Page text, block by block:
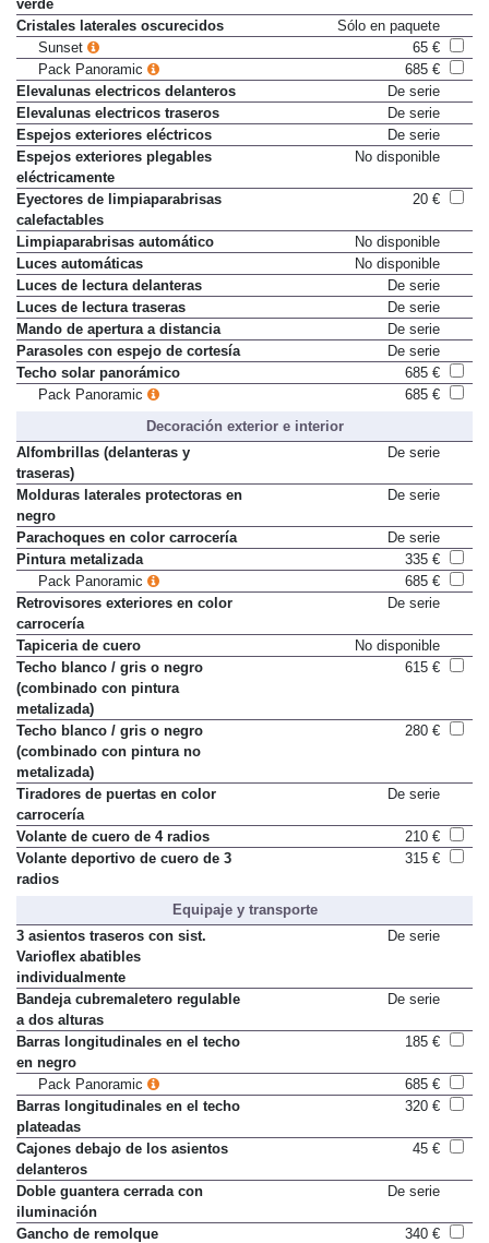
verde
Cristales laterales oscurecidos
Sólo en paquete
Sunset
65 €
Pack Panoramic
685 €
Elevalunas electricos delanteros
De serie
Elevalunas electricos traseros
De serie
Espejos exteriores eléctricos
De serie
Espejos exteriores plegables
eléctricamente
No disponible
Eyectores de limpiaparabrisas
calefactables
20 €
Limpiaparabrisas automático
No disponible
Luces automáticas
No disponible
Luces de lectura delanteras
De serie
Luces de lectura traseras
De serie
Mando de apertura a distancia
De serie
Parasoles con espejo de cortesía
De serie
Techo solar panorámico
685 €
Pack Panoramic
685 €
Decoración exterior e interior
Alfombrillas (delanteras y
traseras)
De serie
Molduras laterales protectoras en
negro
De serie
Parachoques en color carrocería
De serie
Pintura metalizada
335 €
Pack Panoramic
685 €
Retrovisores exteriores en color
carrocería
De serie
Tapiceria de cuero
No disponible
Techo blanco / gris o negro
(combinado con pintura
metalizada)
615 €
Techo blanco / gris o negro
(combinado con pintura no
metalizada)
280 €
Tiradores de puertas en color
carrocería
De serie
Volante de cuero de 4 radios
210 €
Volante deportivo de cuero de 3
radios
315 €
Equipaje y transporte
3 asientos traseros con sist.
Varioflex abatibles
individualmente
De serie
Bandeja cubremaletero regulable
a dos alturas
De serie
Barras longitudinales en el techo
en negro
185 €
Pack Panoramic
685 €
Barras longitudinales en el techo
plateadas
320 €
Cajones debajo de los asientos
delanteros
45 €
Doble guantera cerrada con
iluminación
De serie
Gancho de remolque
340 €